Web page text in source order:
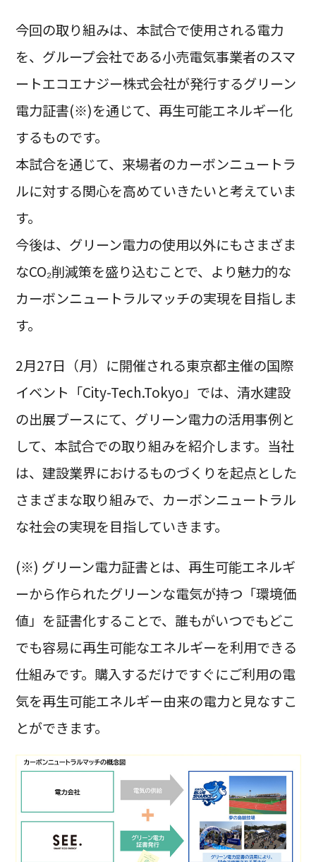
今回の取り組みは、本試合で使用される電力
を、グループ会社である小売電気事業者のスマ
ートエコエナジー株式会社が発行するグリーン
電力証書(※)を通じて、再生可能エネルギー化
するものです。
本試合を通じて、来場者のカーボンニュートラ
ルに対する関心を高めていきたいと考えていま
す。
今後は、グリーン電力の使用以外にもさまざま
なCO₂削減策を盛り込むことで、より魅力的な
カーボンニュートラルマッチの実現を目指しま
す。
2月27日（月）に開催される東京都主催の国際
イベント「City-Tech.Tokyo」では、清水建設
の出展ブースにて、グリーン電力の活用事例と
して、本試合での取り組みを紹介します。当社
は、建設業界におけるものづくりを起点とした
さまざまな取り組みで、カーボンニュートラル
な社会の実現を目指していきます。
(※) グリーン電力証書とは、再生可能エネルギ
ーから作られたグリーンな電気が持つ「環境価
値」を証書化することで、誰もがいつでもどこ
でも容易に再生可能なエネルギーを利用できる
仕組みです。購入するだけですぐにご利用の電
気を再生可能エネルギー由来の電力と見なすこ
とができます。